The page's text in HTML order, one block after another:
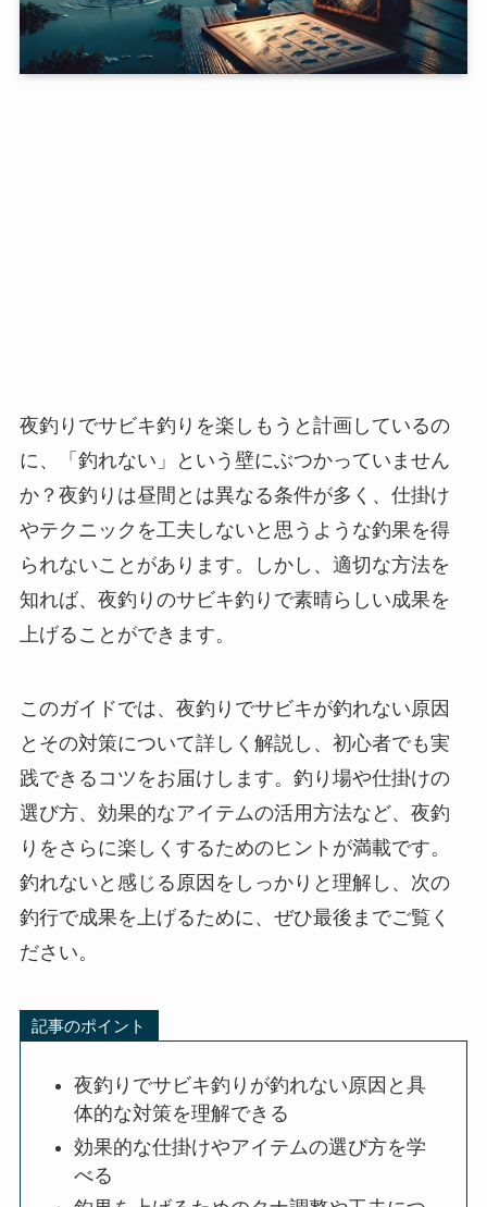
夜釣りでサビキ釣りを楽しもうと計画しているの
に、「釣れない」という壁にぶつかっていません
か？夜釣りは昼間とは異なる条件が多く、仕掛け
やテクニックを工夫しないと思うような釣果を得
られないことがあります。しかし、適切な方法を
知れば、夜釣りのサビキ釣りで素晴らしい成果を
上げることができます。
このガイドでは、夜釣りでサビキが釣れない原因
とその対策について詳しく解説し、初心者でも実
践できるコツをお届けします。釣り場や仕掛けの
選び方、効果的なアイテムの活用方法など、夜釣
りをさらに楽しくするためのヒントが満載です。
釣れないと感じる原因をしっかりと理解し、次の
釣行で成果を上げるために、ぜひ最後までご覧く
ださい。
記事のポイント
夜釣りでサビキ釣りが釣れない原因と具
体的な対策を理解できる
効果的な仕掛けやアイテムの選び方を学
べる